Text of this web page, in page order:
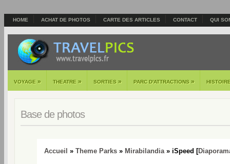
HOME ACHAT DE PHOTOS CARTE DES ARTICLES CONTACT QUI
VOYAGE » THEATRE » SORTIES » PARC D'ATTRACTIONS »
Base de photos
Accueil » Theme Parks » Mirabilandia» iSpeed [